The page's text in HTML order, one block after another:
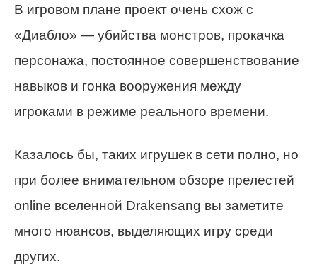
В игровом плане проект очень схож с
«Диабло» — убийства монстров, прокачка
персонажа, постоянное совершенствование
навыков и гонка вооружения между
игроками в режиме реального времени.
Казалось бы, таких игрушек в сети полно, но
при более внимательном обзоре прелестей
online вселенной Drakensang вы заметите
много нюансов, выделяющих игру среди
других.